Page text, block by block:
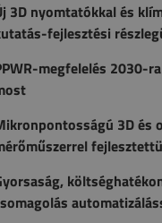
3D nyomtatókkal és
fejlesztési
megfelelés 2030-
3D és